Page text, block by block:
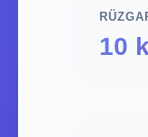
10